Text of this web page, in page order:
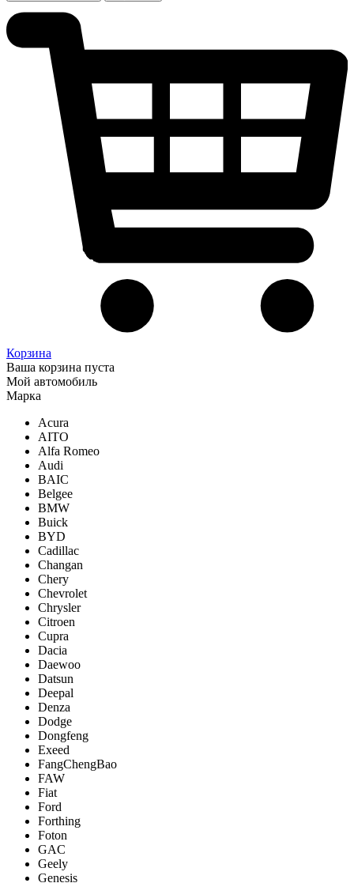
Корзина
Ваша корзина пуста
Мой автомобиль
Марка
Acura
AITO
Alfa Romeo
Audi
BAIC
Belgee
BMW
Buick
BYD
Cadillac
Changan
Chery
Chevrolet
Chrysler
Citroen
Cupra
Dacia
Daewoo
Datsun
Deepal
Denza
Dodge
Dongfeng
Exeed
FangChengBao
FAW
Fiat
Ford
Forthing
Foton
GAC
Geely
Genesis